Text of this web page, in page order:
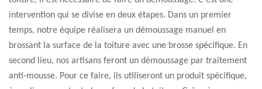
intervention qui se divise en deux étapes. Dans un premier
temps, notre équipe réalisera un démoussage manuel en
brossant la surface de la toiture avec une brosse spécifique. En
second lieu, nos artisans feront un démoussage par traitement
anti-mousse. Pour ce faire, ils utiliseront un produit spécifique,